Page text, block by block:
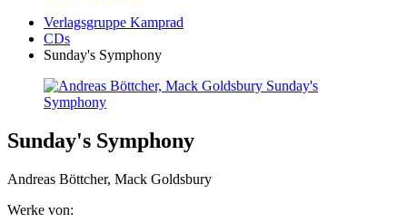
Verlagsgruppe Kamprad
CDs
Sunday's Symphony
Sunday's Symphony
Andreas Böttcher, Mack Goldsbury
Werke von: